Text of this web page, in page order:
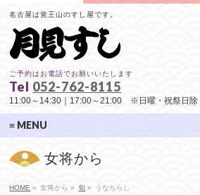
名古屋は覚王山のすし屋です。
ご予約はお電話でお願いいたします
Tel 052-762-8115
11:00～14:30｜17:00～21:00 ※日曜・祝祭日除
≡ MENU
女将から
HOME » 女将から » 旬 » うなちらし